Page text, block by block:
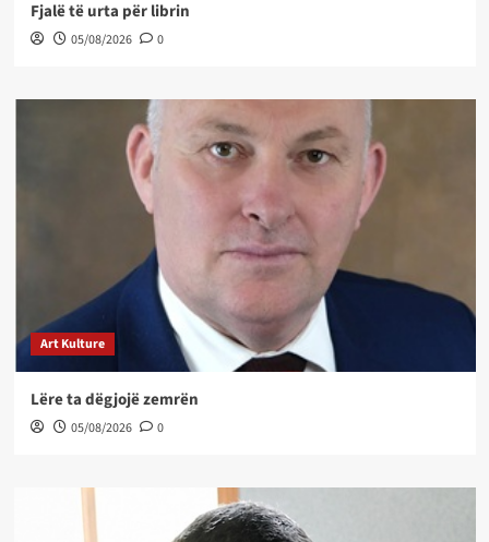
Fjalë të urta për librin
05/08/2026 0
Art Kulture
Lëre ta dëgjojë zemrën
05/08/2026 0